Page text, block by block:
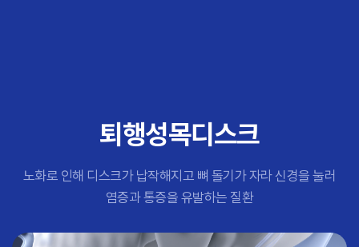
#교통사고후유증 #허리디스크
#추나요법
퇴행성목디스크
노화로 인해 디스크가 납작해지고 뼈 돌기가 자라 신경을 눌러
염증과 통증을 유발하는 질환